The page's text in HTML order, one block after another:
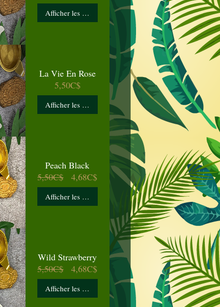
Afficher les détails
La Vie En Rose
5,50C$Prix
Afficher les détails
Peach Black
5,50C$
Prix
original
4,68C$
promotionnel
Afficher les détails
Wild Strawberry
5,50C$
Prix
original
4,68C$
promotionnel
Afficher les détails